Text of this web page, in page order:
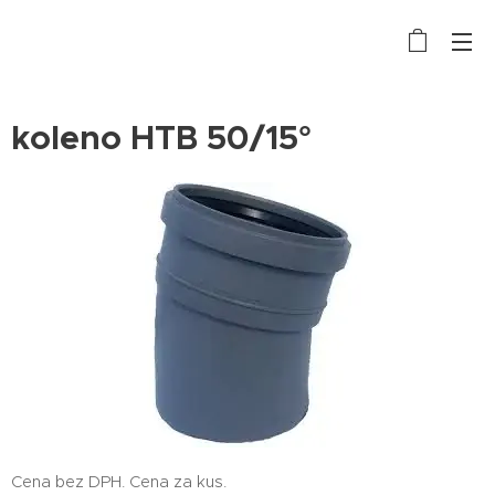
koleno HTB 50/15°
Cena bez DPH. Cena za kus.